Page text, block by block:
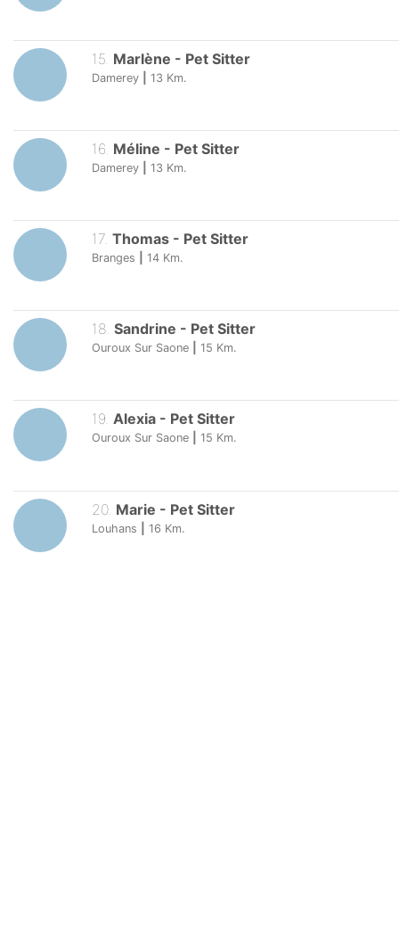
15 Marlène - Pet Sitter
Damerey 13 Km.
16 Méline - Pet Sitter
Damerey 13 Km.
17. Thomas - Pet Sitter
Branges 14 Km.
18. Sandrine - Pet Sitter
Ouroux Sur Saone 15 Km.
19. Alexia - Pet Sitter
Ouroux Sur Saone 15 Km.
20. Marie - Pet Sitter
Louhans 16 Km.